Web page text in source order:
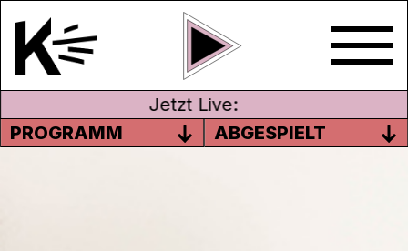
Jetzt Live:
PROGRAMM
ABGESPIELT